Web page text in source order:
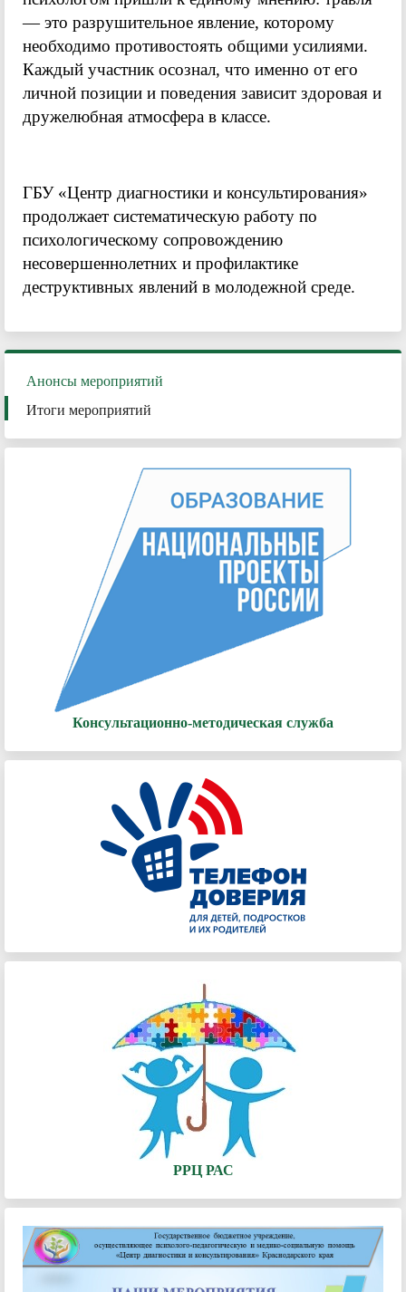
— это разрушительное явление, которому
необходимо противостоять общими усилиями.
Каждый участник осознал, что именно от его
личной позиции и поведения зависит здоровая и
дружелюбная атмосфера в классе.
ГБУ «Центр диагностики и консультирования»
продолжает систематическую работу по
психологическому сопровождению
несовершеннолетних и профилактике
деструктивных явлений в молодежной среде.
Анонсы мероприятий
Итоги мероприятий
Консультационно-методическая служба
РРЦ РАС